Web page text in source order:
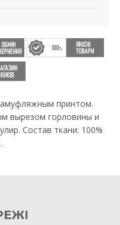
принтом.
вырезом горловины и
Состав ткани: 100%